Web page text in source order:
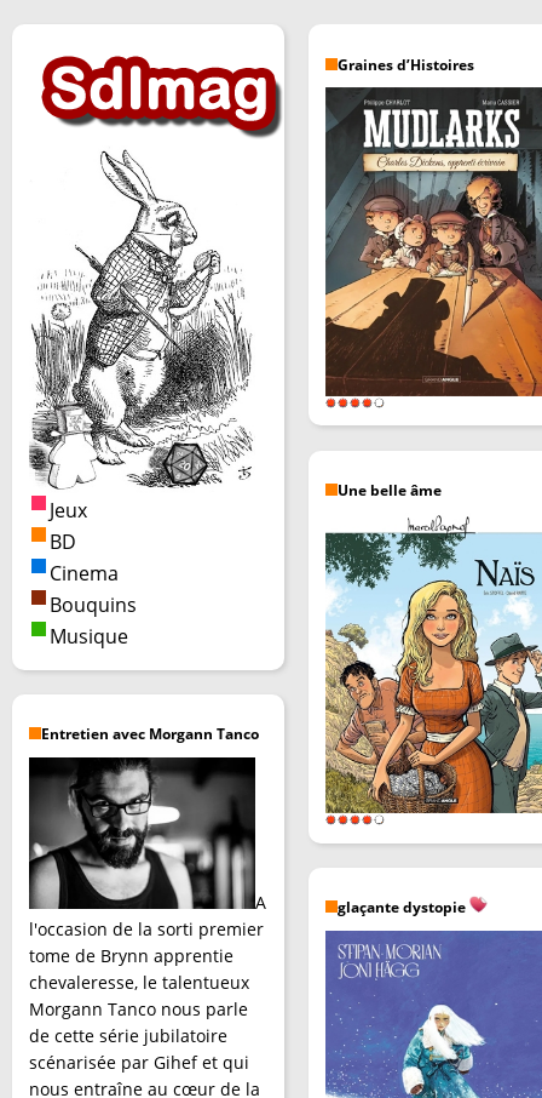
Jeux
BD
Cinema
Bouquins
Musique
Entretien avec Morgann Tanco
A
l'occasion de la sorti premier
tome de Brynn apprentie
chevaleresse, le talentueux
Morgann Tanco nous parle
de cette série jubilatoire
scénarisée par Gihef et qui
nous entraîne au cœur de la
Graines d’Histoires
Une belle âme
glaçante dystopie